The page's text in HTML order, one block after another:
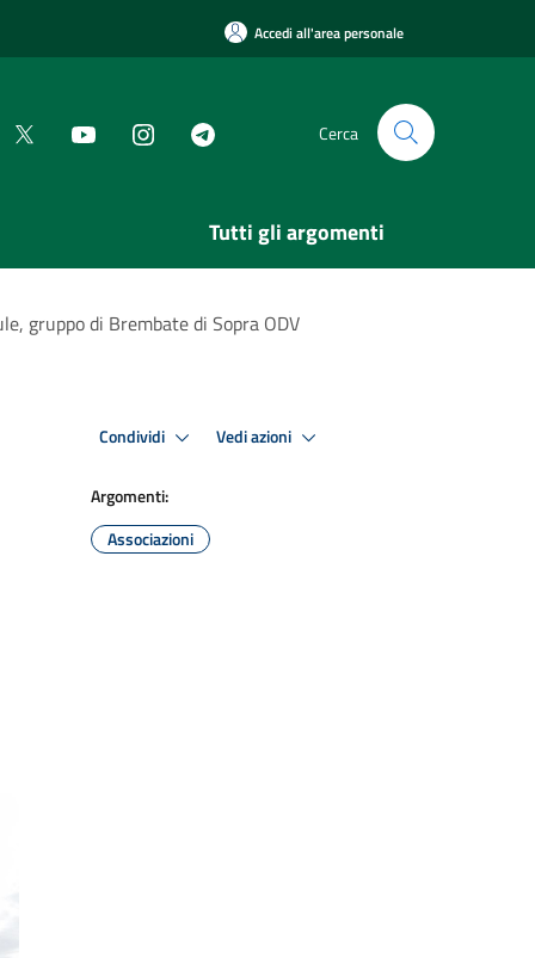
Accedi all'area personale
Cerca
Tutti gli argomenti
gruppo di Brembate di Sopra ODV
Condividi Vedi azioni
Argomenti:
Associazioni